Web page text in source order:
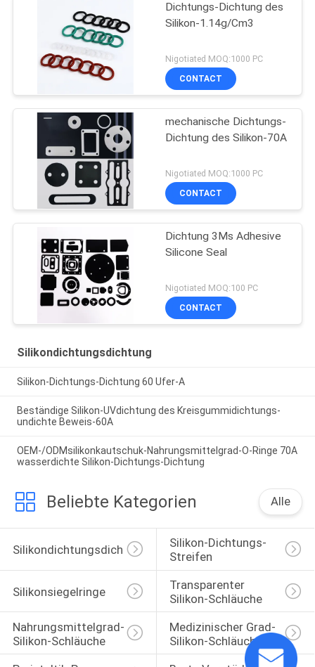
Dichtungs-Dichtung des
Silikon-1.14g/Cm3
Nigotiated MOQ:1000 PC
CONTACT
mechanische Dichtungs-
Dichtung des Silikon-70A
Nigotiated MOQ:1000 PC
CONTACT
Dichtung 3Ms Adhesive
Silicone Seal
Nigotiated MOQ:100 PC
CONTACT
Silikondichtungsdichtung
Silikon-Dichtungs-Dichtung 60 Ufer-A
Beständige Silikon-UVdichtung des Kreisgummidichtungs-
undichte Beweis-60A
OEM-/ODMsilikonkautschuk-Nahrungsmittelgrad-O-Ringe 70A
wasserdichte Silikon-Dichtungs-Dichtung
Beliebte Kategorien Alle
Silikondichtungsdichtung
Silikon-Dichtungs-
Streifen
Silikonsiegelringe
Transparenter
Silikon-Schläuche
Nahrungsmittelgrad-
Silikon-Schläuche
Medizinischer Grad-
Silikon-Schläuche